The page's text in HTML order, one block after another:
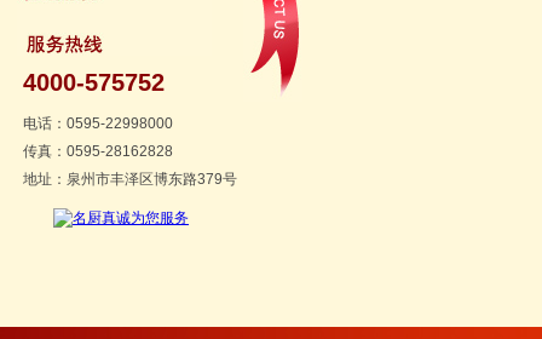
4000-575752
电话：0595-22998000
传真：0595-28162828
地址：泉州市丰泽区博东路379号